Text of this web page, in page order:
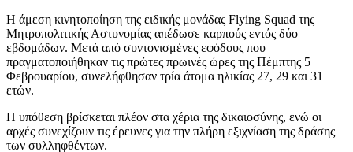
Η άμεση κινητοποίηση της ειδικής μονάδας Flying Squad της
Μητροπολιτικής Αστυνομίας απέδωσε καρπούς εντός δύο
εβδομάδων. Μετά από συντονισμένες εφόδους που
πραγματοποιήθηκαν τις πρώτες πρωινές ώρες της Πέμπτης 5
Φεβρουαρίου, συνελήφθησαν τρία άτομα ηλικίας 27, 29 και 31
ετών.
Η υπόθεση βρίσκεται πλέον στα χέρια της δικαιοσύνης, ενώ οι
αρχές συνεχίζουν τις έρευνες για την πλήρη εξιχνίαση της δράσης
των συλληφθέντων.